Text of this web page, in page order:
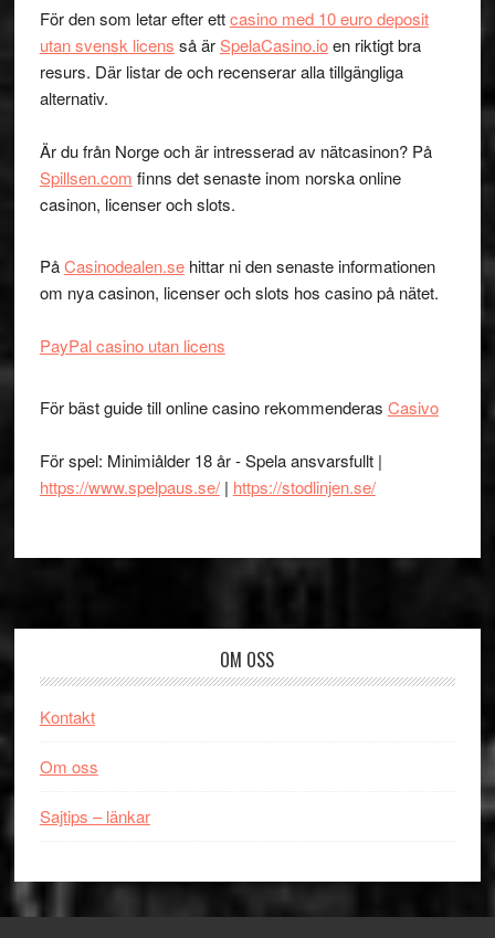
För den som letar efter ettcasino med 10 euro deposit
utan svensk licens så ärSpelaCasino.ioen riktigt bra
resurs. Där listar de och recenserar alla tillgängliga
alternativ.
Är du från Norge och är intresserad av nätcasinon? På
Spillsen.com finns det senaste inom norska online
casinon, licenser och slots.
PåCasinodealen.sehittar ni den senaste informationen
om nya casinon, licenser och slots hos casino på nätet.
PayPal casino utan licens
För bäst guide till online casino rekommenderas Casivo
För spel: Minimiålder 18 år - Spela ansvarsfullt |
https://www.spelpaus.se/| https://stodlinjen.se/
OM OSS
Kontakt
Om oss
Sajtips – länkar